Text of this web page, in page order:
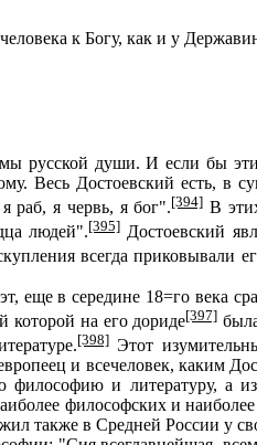
к Богу, как и у
русской души. И если бы
Весь Достоевский есть, в
раб, я червь, я бог".[394] В
людей".[395] Достоевский
всегда приковывали
в середине 18=го века
которой на его дориде[397]
[398] Этот
и всечеловек, каким
и литературу, а
философских и
также в Средней России у